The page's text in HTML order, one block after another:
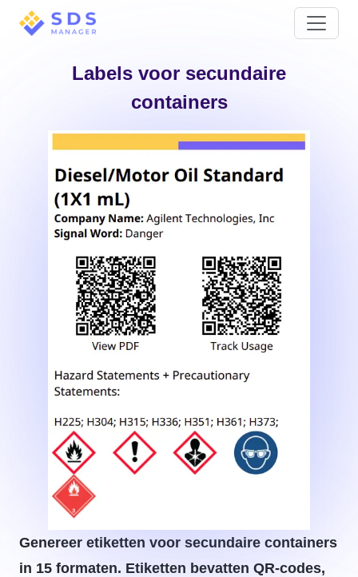
Labels voor secundaire
containers
Genereer etiketten voor secundaire containers
in 15 formaten. Etiketten bevatten QR-codes,